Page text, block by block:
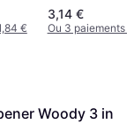
€
0.7mm Refill
3,14 €
Ou 3 paiements
Woody 3 in